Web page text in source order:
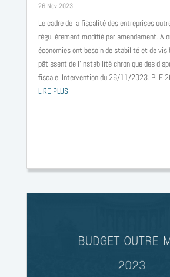
26 Nov 2023
Le cadre de la fiscalité des entreprises
régulièrement modifié par amendement.
économies ont besoin de stabilité et de
pâtissent de l’instabilité chronique des
fiscale. Intervention du 26/11/2023. PLF
LIRE PLUS